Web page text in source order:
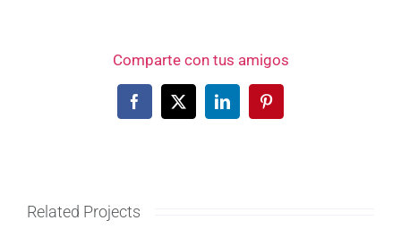
Comparte con tus amigos
Facebook
X LinkedInPinterest
Related Projects